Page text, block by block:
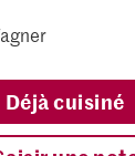
Déjà cuisiné